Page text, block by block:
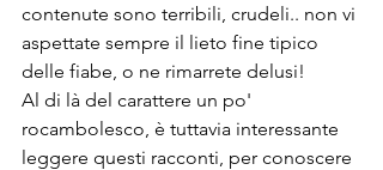
contenute sono terribili, crudeli.. non vi
aspettate sempre il lieto fine tipico
delle fiabe, o ne rimarrete delusi!
Al di là del carattere un po'
rocambolesco, è tuttavia interessante
leggere questi racconti, per conoscere